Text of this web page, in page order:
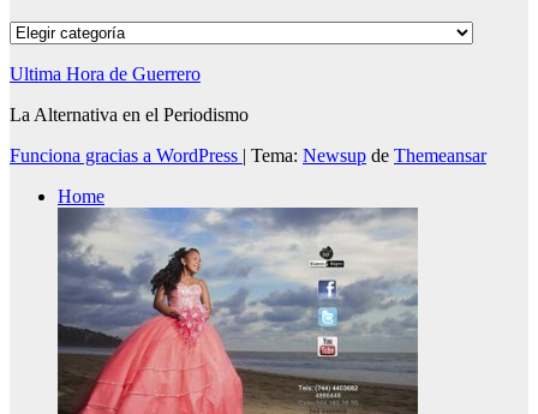
Categorías
Ultima Hora de Guerrero
La Alternativa en el Periodismo
Funciona gracias a WordPress | Tema: Newsup de Themeansar
Home